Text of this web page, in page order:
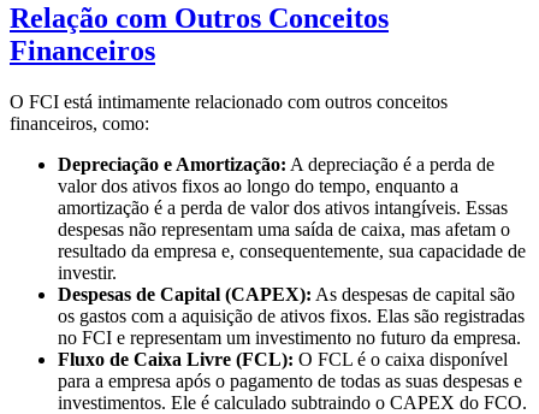
Relação com Outros Conceitos
Financeiros
O FCI está intimamente relacionado com outros conceitos
financeiros, como:
Depreciação e Amortização: A depreciação é a perda de
valor dos ativos fixos ao longo do tempo, enquanto a
amortização é a perda de valor dos ativos intangíveis. Essas
despesas não representam uma saída de caixa, mas afetam o
resultado da empresa e, consequentemente, sua capacidade de
investir.
Despesas de Capital (CAPEX): As despesas de capital são
os gastos com a aquisição de ativos fixos. Elas são registradas
no FCI e representam um investimento no futuro da empresa.
Fluxo de Caixa Livre (FCL): O FCL é o caixa disponível
para a empresa após o pagamento de todas as suas despesas e
investimentos. Ele é calculado subtraindo o CAPEX do FCO.